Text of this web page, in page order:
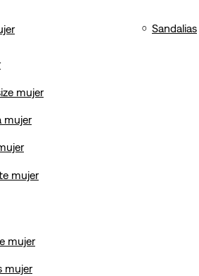
mujer
mujer
mujer
mujer
mujer
Sandalias